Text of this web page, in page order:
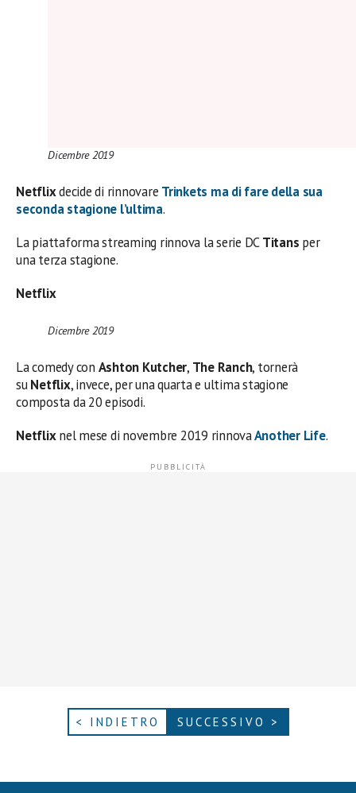
Dicembre 2019
Netflixdecide di rinnovare Trinkets ma di fare della sua
seconda stagione l’ultima.
La piattaforma streaming rinnova la serie DCTitans per
una terza stagione.
Netflix
Dicembre 2019
La comedy con Ashton Kutcher, The Ranch, tornerà
suNetflix, invece, per una quarta e ultima stagione
composta da 20 episodi.
Netflixnel mese di novembre 2019 rinnovaAnother Life.
< INDIETRO SUCCESSIVO >